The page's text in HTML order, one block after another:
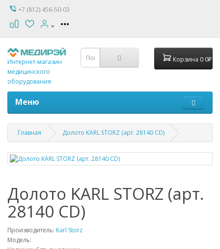
+7 (812) 456-50-03
Интернет-магазин
медицинского
оборудования
Корзина 00₽
Меню
Главная Долото KARL STORZ (арт. 28140 CD)
Долото KARL STORZ (арт.
28140 CD)
Производитель: Karl Storz
Модель: